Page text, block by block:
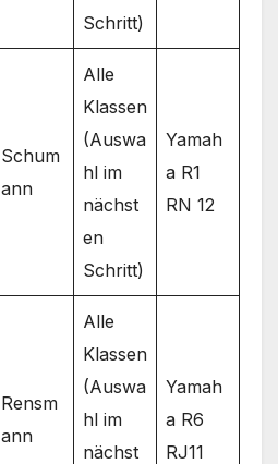
Schritt)
Schum
ann
Alle
Klassen
(Auswa
hl im
nächst
en
Schritt)
Yamah
a R1
RN 12
Rensm
ann
Alle
Klassen
(Auswa
hl im
nächst
Yamah
a R6
RJ11